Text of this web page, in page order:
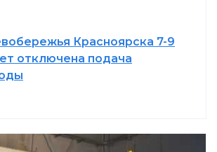
Красноярска 7-9
отключена подача